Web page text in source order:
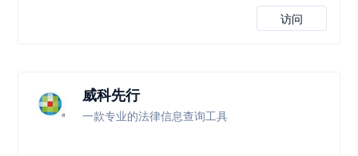
访问
威科先行
一款专业的法律信息查询工具